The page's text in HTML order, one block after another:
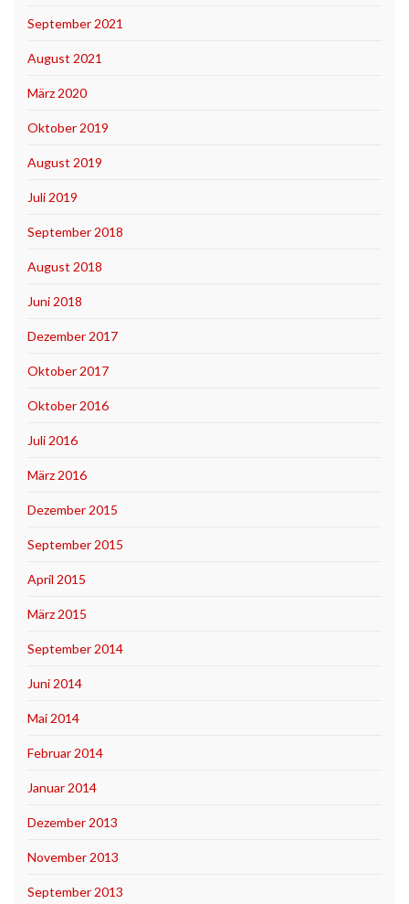
September 2021
August 2021
März 2020
Oktober 2019
August 2019
Juli 2019
September 2018
August 2018
Juni 2018
Dezember 2017
Oktober 2017
Oktober 2016
Juli 2016
März 2016
Dezember 2015
September 2015
April 2015
März 2015
September 2014
Juni 2014
Mai 2014
Februar 2014
Januar 2014
Dezember 2013
November 2013
September 2013